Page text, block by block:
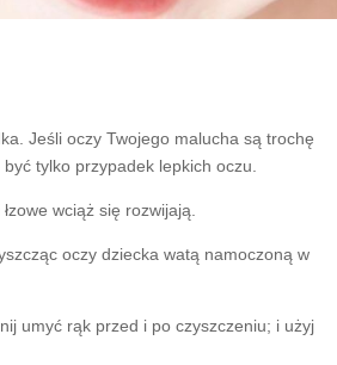
Jeśli oczy Twojego malucha są trochę
tylko przypadek lepkich oczu.
wciąż się rozwijają.
oczy dziecka watą namoczoną w
umyć rąk przed i po czyszczeniu; i użyj